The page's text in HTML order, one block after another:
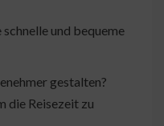
und bequeme
gestalten?
die Reisezeit zu